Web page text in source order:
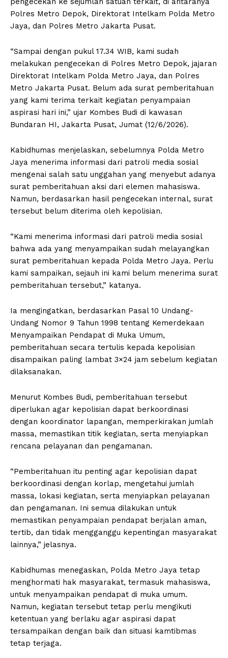
Polres Metro Depok, Direktorat Intelkam Polda Metro
Jaya, dan Polres Metro Jakarta Pusat.
“Sampai dengan pukul 17.34 WIB, kami sudah
melakukan pengecekan di Polres Metro Depok, jajaran
Direktorat Intelkam Polda Metro Jaya, dan Polres
Metro Jakarta Pusat. Belum ada surat pemberitahuan
yang kami terima terkait kegiatan penyampaian
aspirasi hari ini,” ujar Kombes Budi di kawasan
Bundaran HI, Jakarta Pusat, Jumat (12/6/2026).
Kabidhumas menjelaskan, sebelumnya Polda Metro
Jaya menerima informasi dari patroli media sosial
mengenai salah satu unggahan yang menyebut adanya
surat pemberitahuan aksi dari elemen mahasiswa.
Namun, berdasarkan hasil pengecekan internal, surat
tersebut belum diterima oleh kepolisian.
“Kami menerima informasi dari patroli media sosial
bahwa ada yang menyampaikan sudah melayangkan
surat pemberitahuan kepada Polda Metro Jaya. Perlu
kami sampaikan, sejauh ini kami belum menerima surat
pemberitahuan tersebut,” katanya.
Ia mengingatkan, berdasarkan Pasal 10 Undang-
Undang Nomor 9 Tahun 1998 tentang Kemerdekaan
Menyampaikan Pendapat di Muka Umum,
pemberitahuan secara tertulis kepada kepolisian
disampaikan paling lambat 3×24 jam sebelum kegiatan
dilaksanakan.
Menurut Kombes Budi, pemberitahuan tersebut
diperlukan agar kepolisian dapat berkoordinasi
dengan koordinator lapangan, memperkirakan jumlah
massa, memastikan titik kegiatan, serta menyiapkan
rencana pelayanan dan pengamanan.
“Pemberitahuan itu penting agar kepolisian dapat
berkoordinasi dengan korlap, mengetahui jumlah
massa, lokasi kegiatan, serta menyiapkan pelayanan
dan pengamanan. Ini semua dilakukan untuk
memastikan penyampaian pendapat berjalan aman,
tertib, dan tidak mengganggu kepentingan masyarakat
lainnya,” jelasnya.
Kabidhumas menegaskan, Polda Metro Jaya tetap
menghormati hak masyarakat, termasuk mahasiswa,
untuk menyampaikan pendapat di muka umum.
Namun, kegiatan tersebut tetap perlu mengikuti
ketentuan yang berlaku agar aspirasi dapat
tersampaikan dengan baik dan situasi kamtibmas
tetap terjaga.